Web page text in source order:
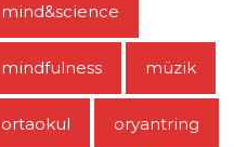
mind&science
mindfulness müzik
ortaokul oryantring